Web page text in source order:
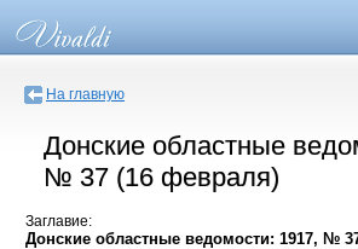
На главную
Донские областные
№ 37 (16 февраля)
Заглавие:
Донские областные ведомости: 1917, №